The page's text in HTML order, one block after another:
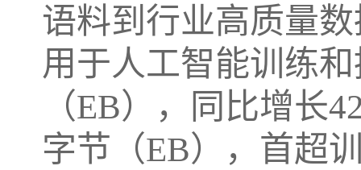
语料到行业高质量
用于人工智能训练
（EB），同比增长
字节（EB），首超